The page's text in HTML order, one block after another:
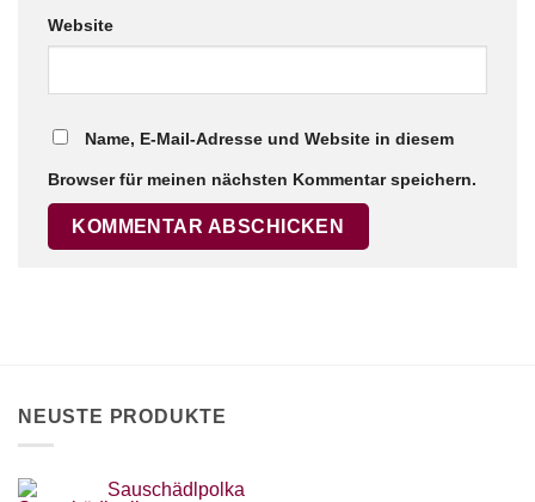
Website
Name, E-Mail-Adresse und Website in diesem
Browser für meinen nächsten Kommentar speichern.
NEUSTE PRODUKTE
Sauschädlpolka